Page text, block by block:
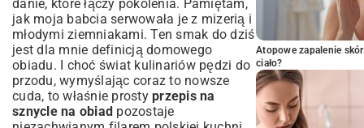
Wybór Składników: Klucz do
Perfekcyjnych Sznycli
Jak Wybrać Idealne Mięso (Wieprzowina,
Cielęcina, Indyk)?
Sekret Chrupiącej i Złocistej Panierki
Niezbędne Przyprawy i Dodatki do Ciasta
Przepis na Sznycle na Obiad: Krok po
danie, które łączy pokolenia. Pamiętam,
jak moja babcia serwowała je z mizerią i
młodymi ziemniakami. Ten smak do dziś
jest dla mnie definicją domowego
obiadu. I choć świat kulinariów pędzi do
przodu, wymyślając coraz to nowsze
cuda, to właśnie prosty przepis na
sznycle na obiad pozostaje
Atopowe zapalenie
ciało?